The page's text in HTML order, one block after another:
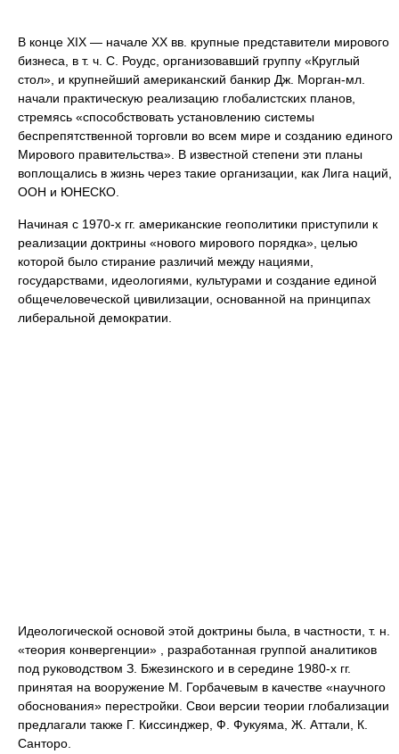
В конце XIX — начале XX вв. крупные представители мирового
бизнеса, в т. ч. С. Роудс, организовавший группу «Круглый
стол», и крупнейший американский банкир Дж. Морган-мл.
начали практическую реализацию глобалистских планов,
стремясь «способствовать установлению системы
беспрепятственной торговли во всем мире и созданию единого
Мирового правительства». В известной степени эти планы
воплощались в жизнь через такие организации, как Лига наций,
ООН и ЮНЕСКО.
Начиная с 1970-х гг. американские геополитики приступили к
реализации доктрины «нового мирового порядка», целью
которой было стирание различий между нациями,
государствами, идеологиями, культурами и создание единой
общечеловеческой цивилизации, основанной на принципах
либеральной демократии.
Идеологической основой этой доктрины была, в частности, т. н.
«теория конвергенции» , разработанная группой аналитиков
под руководством З. Бжезинского и в середине 1980-х гг.
принятая на вооружение М. Горбачевым в качестве «научного
обоснования» перестройки. Свои версии теории глобализации
предлагали также Г. Киссинджер, Ф. Фукуяма, Ж. Аттали, К.
Санторо.